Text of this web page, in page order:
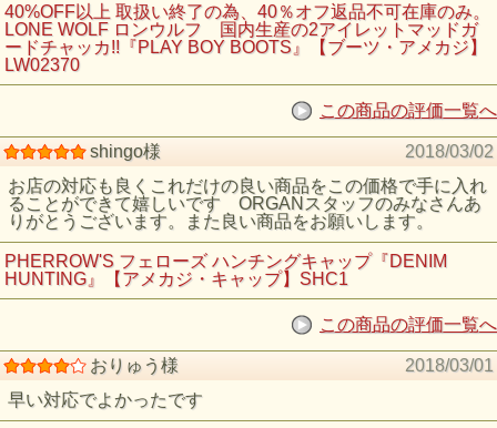
40%OFF以上 取扱い終了の為、40％オフ返品不可在庫のみ。
LONE WOLF ロンウルフ 国内生産の2アイレットマッドガ
ードチャッカ!!『PLAY BOY BOOTS』【ブーツ・アメカジ】
LW02370
この商品の評価一覧へ
shingo様
2018/03/02
お店の対応も良くこれだけの良い商品をこの価格で手に入れ
ることができて嬉しいです ORGANスタッフのみなさんあ
りがとうございます。また良い商品をお願いします。
PHERROW'S フェローズ ハンチングキャップ『DENIM
HUNTING』【アメカジ・キャップ】SHC1
この商品の評価一覧へ
おりゅう様
2018/03/01
早い対応でよかったです